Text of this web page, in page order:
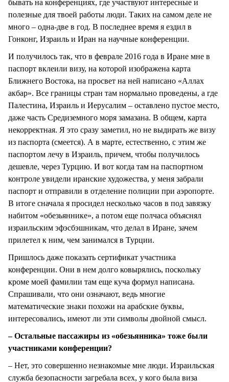
бывать на конференциях, где участвуют интересные и
полезные для твоей работы люди. Таких на самом деле не
много – одна-две в год. В последнее время я ездил в
Гонконг, Израиль и Иран на научные конференции.
И получилось так, что в феврале 2016 года в Иране мне в
паспорт вклеили визу, на которой изображена карта
Ближнего Востока, на просвет на ней написано «Аллах
акбар». Все границы стран там нормально проведены, а где
Палестина, Израиль и Иерусалим – оставлено пустое место,
даже часть Средиземного моря замазана. В общем, карта
некорректная. Я это сразу заметил, но не выдирать же визу
из паспорта (смеется). А в марте, естественно, с этим же
паспортом лечу в Израиль, причем, чтобы получилось
дешевле, через Турцию. И вот когда там на паспортном
контроле увидели иранские художества, у меня забрали
паспорт и отправили в отделение полиции при аэропорте.
В итоге сначала я просидел несколько часов в под завязку
набитом «обезьяннике», а потом еще полчаса объяснял
израильским эфэсбэшникам, что делал в Иране, зачем
прилетел к ним, чем занимался в Турции.
Пришлось даже показать сертификат участника
конференции. Они в нем долго ковырялись, поскольку
кроме моей фамилии там еще куча формул написана.
Спрашивали, что они означают, ведь многие
математические знаки похожи на арабские буквы,
интересовались, имеют ли эти символы двойной смысл.
– Остальные пассажиры из «обезьянника» тоже были
участниками конференции?
– Нет, это совершенно незнакомые мне люди. Израильская
служба безопасности загребала всех, у кого была виза